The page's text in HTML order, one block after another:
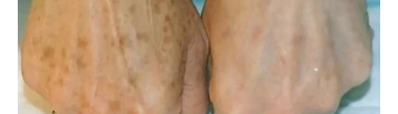
STREAMING E SERIE TV